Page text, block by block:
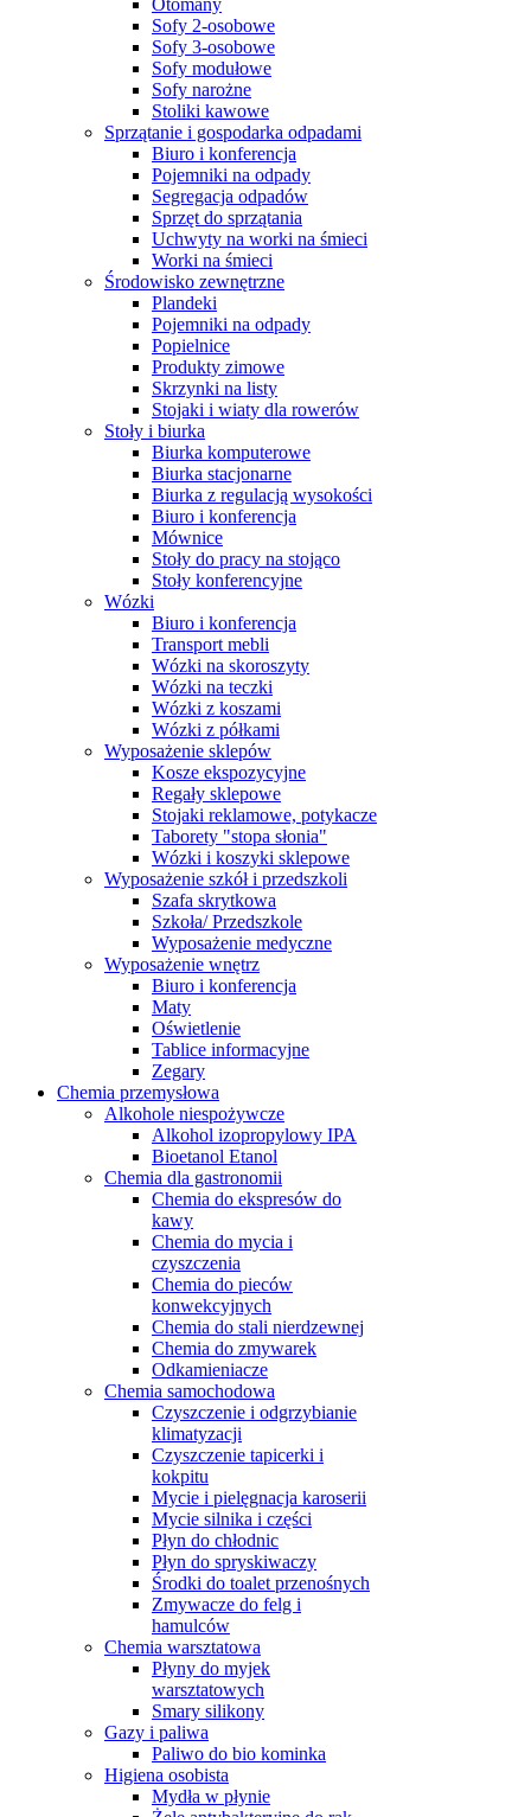
Sofy 2-osobowe
Sofy 3-osobowe
Sofy modułowe
Sofy narożne
Stoliki kawowe
Sprzątanie i gospodarka odpadami
Biuro i konferencja
Pojemniki na odpady
Segregacja odpadów
Sprzęt do sprzątania
Uchwyty na worki na śmieci
Worki na śmieci
Środowisko zewnętrzne
Plandeki
Pojemniki na odpady
Popielnice
Produkty zimowe
Skrzynki na listy
Stojaki i wiaty dla rowerów
Stoły i biurka
Biurka komputerowe
Biurka stacjonarne
Biurka z regulacją wysokości
Biuro i konferencja
Mównice
Stoły do pracy na stojąco
Stoły konferencyjne
Wózki
Biuro i konferencja
Transport mebli
Wózki na skoroszyty
Wózki na teczki
Wózki z koszami
Wózki z półkami
Wyposażenie sklepów
Kosze ekspozycyjne
Regały sklepowe
Stojaki reklamowe, potykacze
Taborety "stopa słonia"
Wózki i koszyki sklepowe
Wyposażenie szkół i przedszkoli
Szafa skrytkowa
Szkoła/ Przedszkole
Wyposażenie medyczne
Wyposażenie wnętrz
Biuro i konferencja
Maty
Oświetlenie
Tablice informacyjne
Zegary
Chemia przemysłowa
Alkohole niespożywcze
Alkohol izopropylowy IPA
Bioetanol Etanol
Chemia dla gastronomii
Chemia do ekspresów do
kawy
Chemia do mycia i
czyszczenia
Chemia do pieców
konwekcyjnych
Chemia do stali nierdzewnej
Chemia do zmywarek
Odkamieniacze
Chemia samochodowa
Czyszczenie i odgrzybianie
klimatyzacji
Czyszczenie tapicerki i
kokpitu
Mycie i pielęgnacja karoserii
Mycie silnika i części
Płyn do chłodnic
Płyn do spryskiwaczy
Środki do toalet przenośnych
Zmywacze do felg i
hamulców
Chemia warsztatowa
Płyny do myjek
warsztatowych
Smary silikony
Gazy i paliwa
Paliwo do bio kominka
Higiena osobista
Mydła w płynie